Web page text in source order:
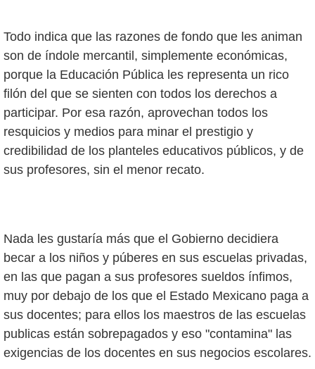
Todo indica que las razones de fondo que les animan
son de índole mercantil, simplemente económicas,
porque la Educación Pública les representa un rico
filón del que se sienten con todos los derechos a
participar. Por esa razón, aprovechan todos los
resquicios y medios para minar el prestigio y
credibilidad de los planteles educativos públicos, y de
sus profesores, sin el menor recato.
Nada les gustaría más que el Gobierno decidiera
becar a los niños y púberes en sus escuelas privadas,
en las que pagan a sus profesores sueldos ínfimos,
muy por debajo de los que el Estado Mexicano paga a
sus docentes; para ellos los maestros de las escuelas
publicas están sobrepagados y eso "contamina" las
exigencias de los docentes en sus negocios escolares.